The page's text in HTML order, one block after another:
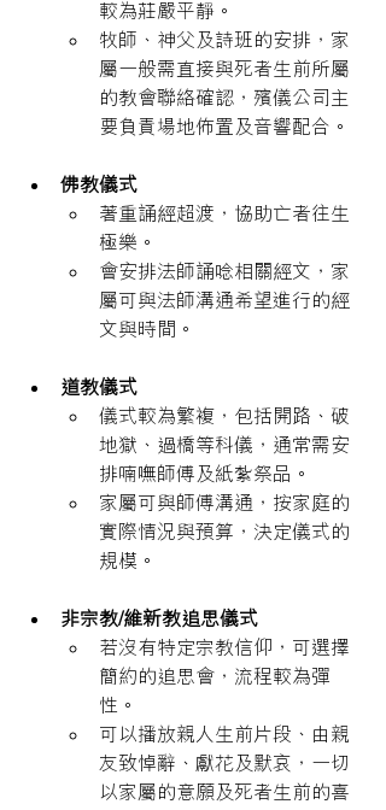
較為莊嚴平靜。
牧師、神父及詩班的安排，家
屬一般需直接與死者生前所屬
的教會聯絡確認，殯儀公司主
要負責場地佈置及音響配合。
佛教儀式
著重誦經超渡，協助亡者往生
極樂。
會安排法師誦唸相關經文，家
屬可與法師溝通希望進行的經
文與時間。
道教儀式
儀式較為繁複，包括開路、破
地獄、過橋等科儀，通常需安
排喃嘸師傅及紙紮祭品。
家屬可與師傅溝通，按家庭的
實際情況與預算，決定儀式的
規模。
非宗教/維新教追思儀式
若沒有特定宗教信仰，可選擇
簡約的追思會，流程較為彈
性。
可以播放親人生前片段、由親
友致悼辭、獻花及默哀，一切
以家屬的意願及死者生前的喜